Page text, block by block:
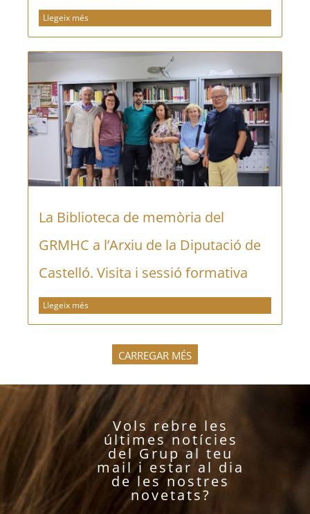
Llegeix més
La Biblioteca de memòria del
GRMHC a l’Arxiu de la Diputació de
Castelló. Visita i sessió formativa
Llegeix més
CARREGAR MÉS
Vols rebre les
últimes notícies
del Grup al teu
mail i estar al dia
de les nostres
novetats?